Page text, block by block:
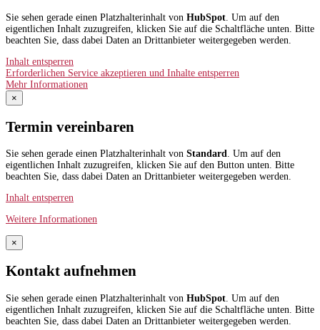
Sie sehen gerade einen Platzhalterinhalt von HubSpot. Um auf den
eigentlichen Inhalt zuzugreifen, klicken Sie auf die Schaltfläche unten. Bitte
beachten Sie, dass dabei Daten an Drittanbieter weitergegeben werden.
Inhalt entsperren
Erforderlichen Service akzeptieren und Inhalte entsperren
Mehr Informationen
×
Termin vereinbaren
Sie sehen gerade einen Platzhalterinhalt von Standard. Um auf den
eigentlichen Inhalt zuzugreifen, klicken Sie auf den Button unten. Bitte
beachten Sie, dass dabei Daten an Drittanbieter weitergegeben werden.
Inhalt entsperren
Weitere Informationen
×
Kontakt aufnehmen
Sie sehen gerade einen Platzhalterinhalt von HubSpot . Um auf den
eigentlichen Inhalt zuzugreifen, klicken Sie auf die Schaltfläche unten. Bitte
beachten Sie, dass dabei Daten an Drittanbieter weitergegeben werden.